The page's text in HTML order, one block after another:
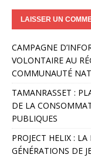
l
t
e
r
n
a
t
i
v
CAMPAGNE
VOLONTAIRE AU
COMMUNAUTÉ
TAMANRASSET :
DE LA
PUBLIQUES
PROJECT HELIX :
GÉNÉRATIONS DE